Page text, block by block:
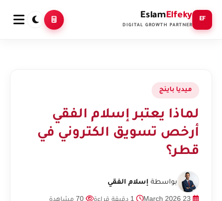
EF
EslamElfeky
DIGITAL GROWTH PARTNER
ميديا باينج
لماذا يعتبر إسلام الفقي
أرخص تسويق الكتروني في
قطر؟
بواسطة إسلام الفقي